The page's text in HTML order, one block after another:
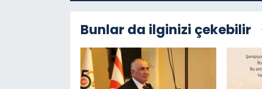
Bunlar da ilginizi çekebilir